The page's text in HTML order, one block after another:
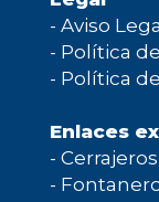
- Aviso Legal
- Política
- Política
Enlaces
- Cerrajeros
-